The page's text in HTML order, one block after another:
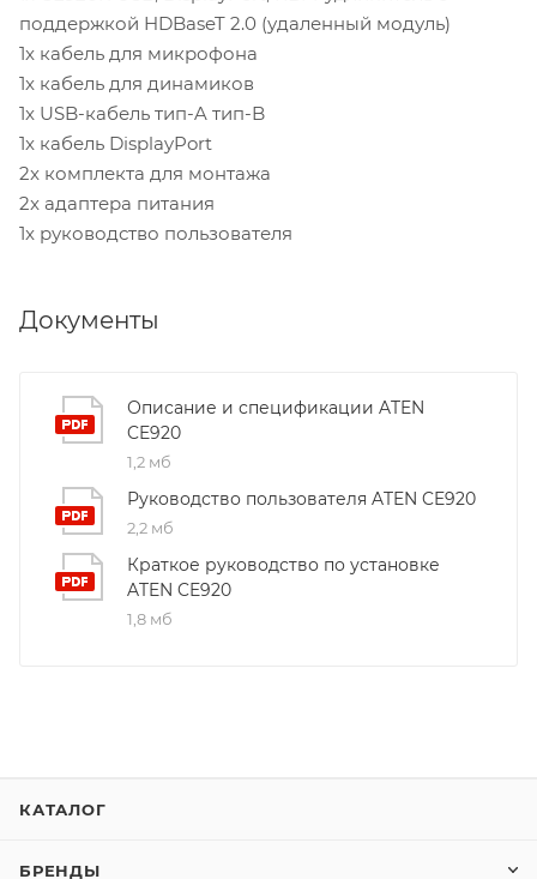
поддержкой HDBaseT 2.0 (удаленный модуль)
1x кабель для микрофона
1x кабель для динамиков
1x USB-кабель тип-A тип-B
1x кабель DisplayPort
2x комплекта для монтажа
2x адаптера питания
1x руководство пользователя
Документы
Описание и спецификации ATEN
CE920
1,2 мб
Руководство пользователя ATEN CE920
2,2 мб
Краткое руководство по установке
ATEN CE920
1,8 мб
КАТАЛОГ
БРЕНДЫ